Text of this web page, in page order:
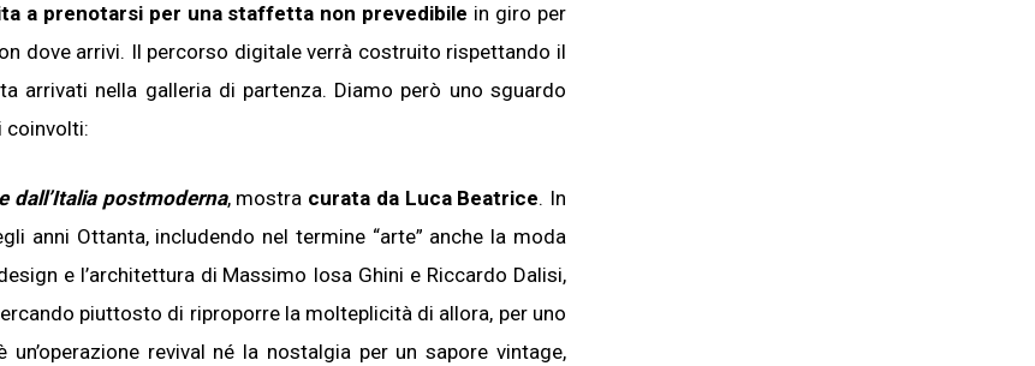
a prenotarsi per una staffetta non prevedibile in giro per
dove arrivi. Il percorso digitale verrà costruito rispettando il
arrivati nella galleria di partenza. Diamo però uno sguardo
coinvolti:
dall’Italia postmoderna, mostra curata da Luca Beatrice. In
Ottanta, includendo nel termine “arte” anche la moda
e l’architettura di Massimo Iosa Ghini e Riccardo Dalisi,
piuttosto di riproporre la molteplicità di allora, per uno
revival né la nostalgia per un sapore vintage,